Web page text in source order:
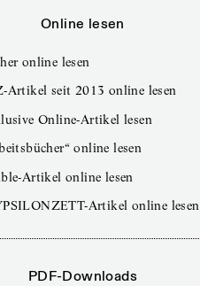
Online lesen
online lesen
Artikel seit 2013 online lesen
Online-Artikel lesen
online lesen
Artikel online lesen
Artikel online lesen
PDF-Downloads